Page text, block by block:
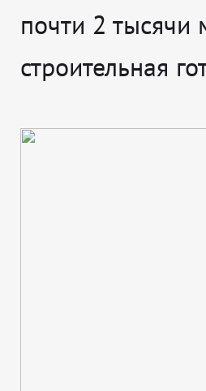
почти 2 тысячи
строительная